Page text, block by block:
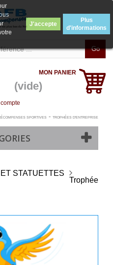
Go
MON PANIER
(vide)
SPORTIVES- TROPHÉES D'ENTREPRISE
J'accepte
Plus
d'informations
STATUETTES
Trophée